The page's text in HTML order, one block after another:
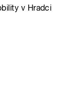
v Hradci